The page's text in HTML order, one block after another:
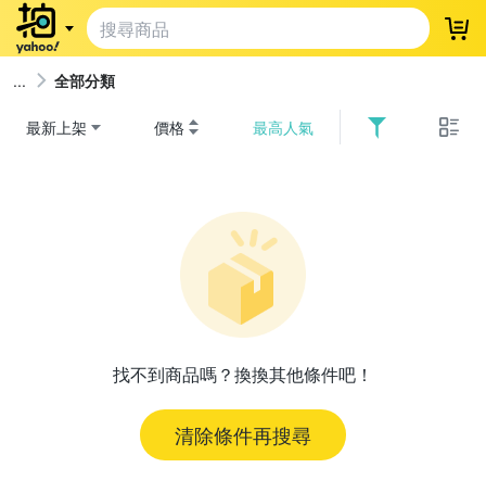
登
全部分類
最新上架 價格 最高人氣
找不到商品嗎？換換其他條件吧！
清除條件再搜尋